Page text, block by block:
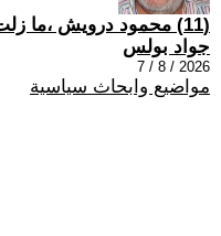
(11) محمود درويش ،ما زلت واقفًا على الريح بيننا
جواد بولس
2026 / 8 / 7
مواضيع وابحاث سياسية